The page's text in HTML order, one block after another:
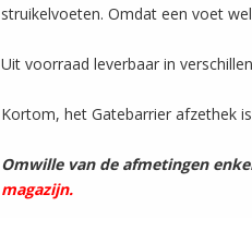
struikelvoeten. Omdat een voet
Uit voorraad leverbaar in
Kortom, het Gatebarrier afzethek
Omwille van de afmetingen
magazijn.